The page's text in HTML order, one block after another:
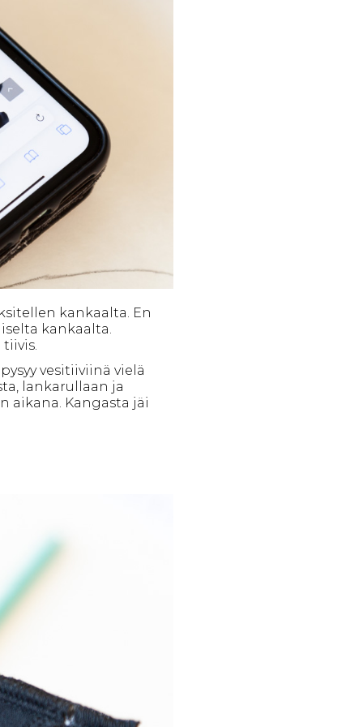
kankaalta. En
kankaalta.
vesitiiviinä vielä
lankarullaan ja
aikana. Kangasta jäi